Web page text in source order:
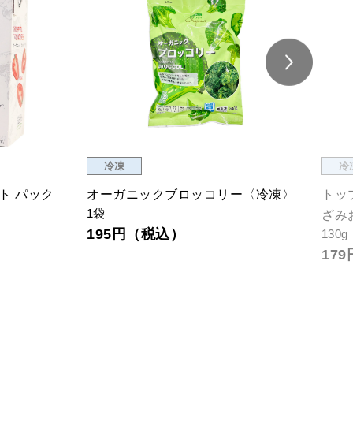
ト 缶
常温
焼きほしいも スティック 有機
（P）
70g
オ
ク
1袋